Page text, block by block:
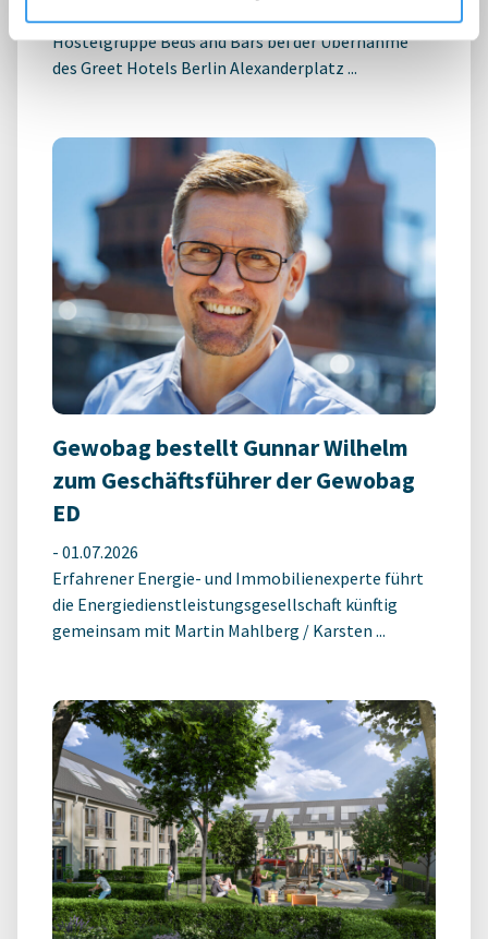
Hostelgruppe Beds and Bars bei der Übernahme
des Greet Hotels Berlin Alexanderplatz ...
Gewobag bestellt Gunnar Wilhelm
zum Geschäftsführer der Gewobag
ED
- 01.07.2026
Erfahrener Energie- und Immobilienexperte führt
die Energiedienstleistungsgesellschaft künftig
gemeinsam mit Martin Mahlberg / Karsten ...